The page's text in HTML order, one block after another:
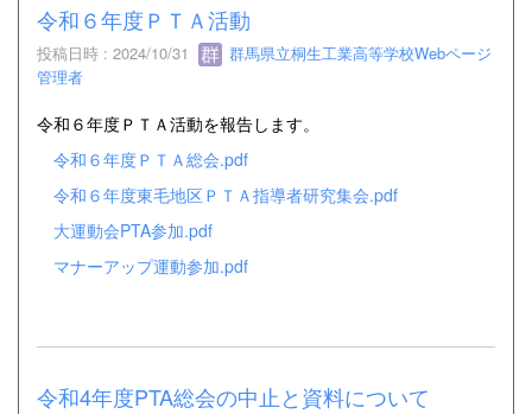
令和６年度ＰＴＡ活動
投稿日時 : 2024/10/31
群馬県立桐生工業高等学校Webページ
管理者
令和６年度ＰＴＡ活動を報告します。
令和６年度ＰＴＡ総会.pdf
令和６年度東毛地区ＰＴＡ指導者研究集会.pdf
大運動会PTA参加.pdf
マナーアップ運動参加.pdf
令和4年度PTA総会の中止と資料について